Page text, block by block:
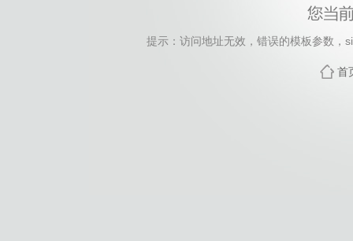
提示：访问地址无效，错误的模板参数
首